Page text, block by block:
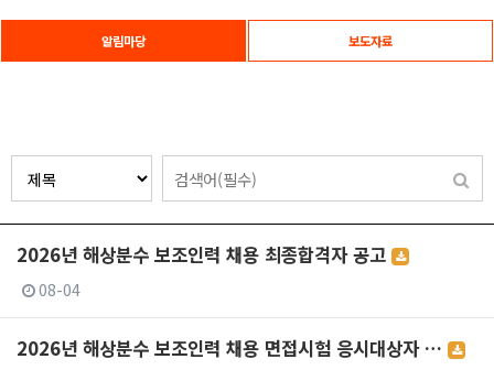
알림마당 보도자료
2026년 해상분수 보조인력 채용 최종합격자 공고
08-04
2026년 해상분수 보조인력 채용 면접시험 응시대상자 …